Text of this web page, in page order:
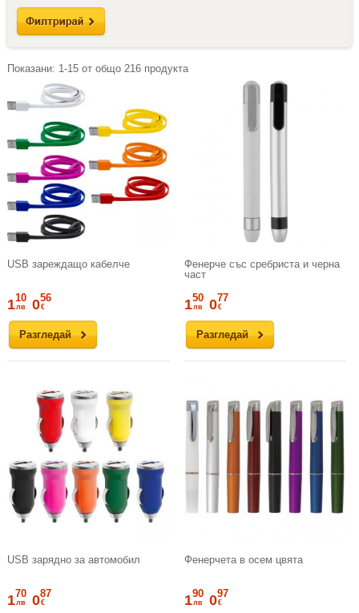
Показани: 1-15от общо 216продукта
USB зареждащо кабелче
Разгледай
110
лв 056
€
Фенерче със сребриста и черна
част
Разгледай
150
лв 077
€
USB зарядно за автомобил
170
лв 087
€
Фенерчета в осем цвята
190
лв 097
€